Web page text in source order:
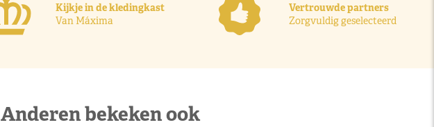
Kijkje in de kledingkast
Van Máxima
Vertrouwde partners
Zorgvuldig geselecteerd
Anderen bekeken ook